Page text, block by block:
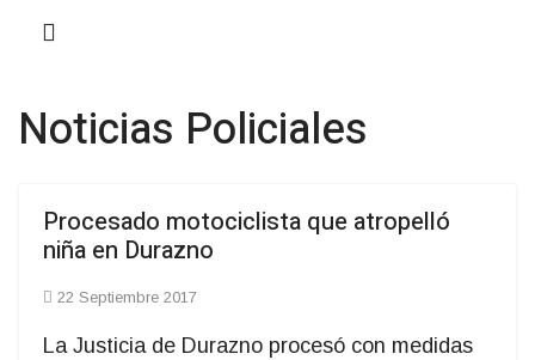
Noticias Policiales
Procesado motociclista que atropelló
niña en Durazno
22 Septiembre 2017
La Justicia de Durazno procesó con medidas